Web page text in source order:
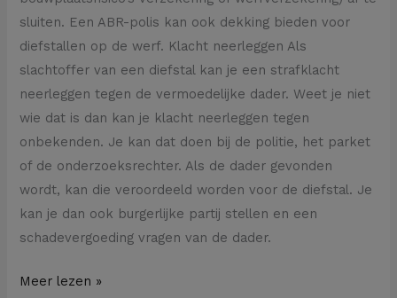
sluiten. Een ABR-polis kan ook dekking bieden voor
diefstallen op de werf. Klacht neerleggen Als
slachtoffer van een diefstal kan je een strafklacht
neerleggen tegen de vermoedelijke dader. Weet je niet
wie dat is dan kan je klacht neerleggen tegen
onbekenden. Je kan dat doen bij de politie, het parket
of de onderzoeksrechter. Als de dader gevonden
wordt, kan die veroordeeld worden voor de diefstal. Je
kan je dan ook burgerlijke partij stellen en een
schadevergoeding vragen van de dader.
Meer lezen »